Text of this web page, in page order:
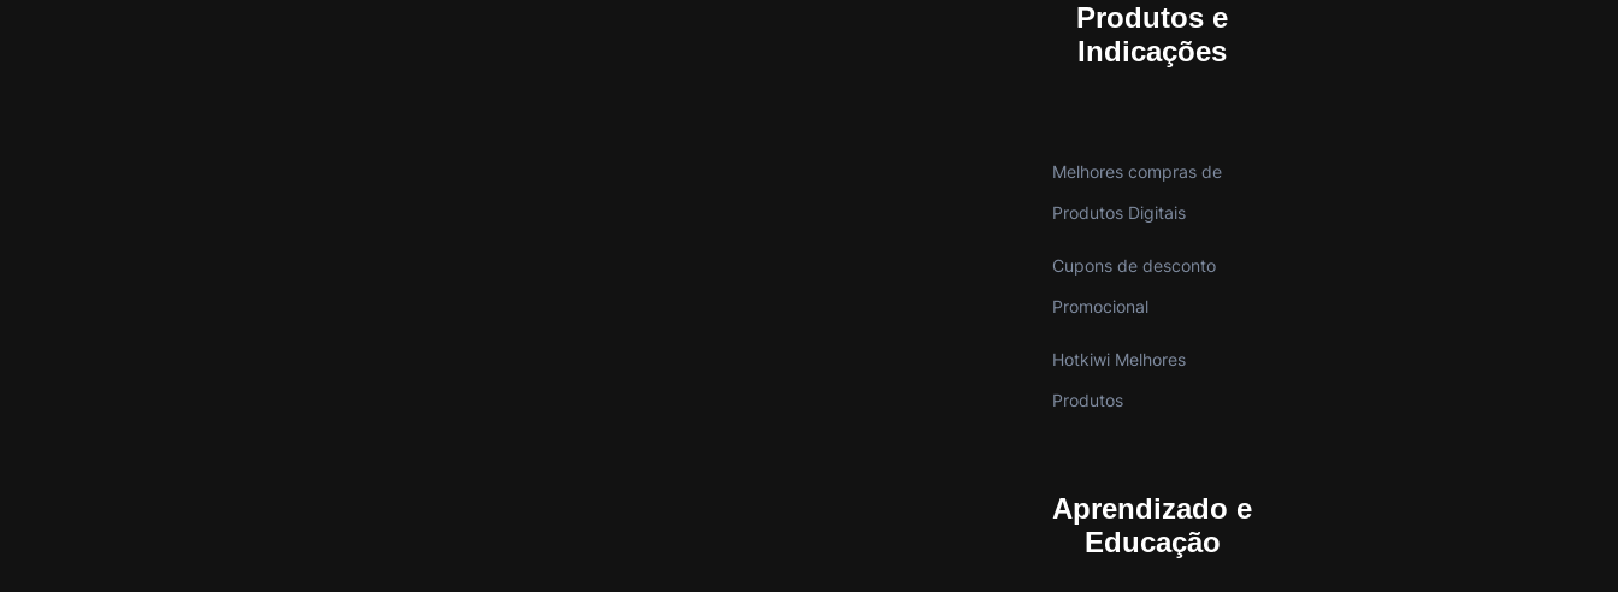
Produtos e
Indicações
Melhores compras de
Produtos Digitais
Cupons de desconto
Promocional
Hotkiwi Melhores
Produtos
Aprendizado e
Educação